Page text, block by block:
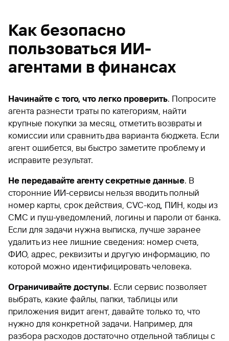
Как безопасно
пользоваться ИИ-
агентами в финансах
Начинайте с того, что легко проверить. Попросите
агента разнести траты по категориям, найти
крупные покупки за месяц, отметить возвраты и
комиссии или сравнить два варианта бюджета. Если
агент ошибется, вы быстро заметите проблему и
исправите результат.
Не передавайте агенту секретные данные. В
сторонние ИИ-сервисы нельзя вводить полный
номер карты, срок действия, CVC-код, ПИН, коды из
СМС и пуш-уведомлений, логины и пароли от банка.
Если для задачи нужна выписка, лучше заранее
удалить из нее лишние сведения: номер счета,
ФИО, адрес, реквизиты и другую информацию, по
которой можно идентифицировать человека.
Ограничивайте доступы. Если сервис позволяет
выбрать, какие файлы, папки, таблицы или
приложения видит агент, давайте только то, что
нужно для конкретной задачи. Например, для
разбора расходов достаточно отдельной таблицы с